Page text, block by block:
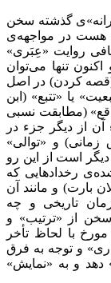
گذشته سخن
هست در مواجهه‌ی
روایت «عِبَری»
تنها می‌توان
(قصه کردن) در اصل
یا «تتبع» (ابن
(مطابقت نسبی
از دیگر جزء در
و «توالی»
است از این رو
رخدادهایی که
بارت) و مانند آن
تاریخی و چه
از «ترتیب» و
با لحاظ تأخر
و توجه به فرق
دهد و به «نمایش»